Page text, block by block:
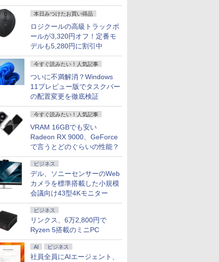
本日みつけたお買い得品
ロジクールの高級トラックボ
ールが3,320円オフ！定番モ
デルも5,280円に割引中
今すぐ読みたい！人気記事
ついに不満解消？Windows
11プレビュー版でタスクバー
の配置変更を徹底検証
今すぐ読みたい！人気記事
VRAM 16GBでも安い
Radeon RX 9000、GeForce
で言うとどのぐらいの性能？
ビジネス
デル、ソニーセンサーのWeb
カメラを標準搭載した小規模
会議向け43型4Kモニター
ビジネス
リンクス、6万2,800円で
Ryzen 5搭載のミニPC
AI ビジネス
社員全員にAIエージェント、